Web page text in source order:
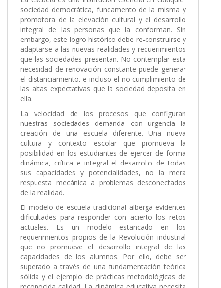
sociedad democrática, fundamento de la misma y
promotora de la elevación cultural y el desarrollo
integral de las personas que la conforman. Sin
embargo, este logro histórico debe re-construirse y
adaptarse a las nuevas realidades y requerimientos
que las sociedades presentan. No contemplar esta
necesidad de renovación constante puede generar
el distanciamiento, e incluso el no cumplimiento de
las altas expectativas que la sociedad deposita en
ella.
La velocidad de los procesos que configuran
nuestras sociedades demanda con urgencia la
creación de una escuela diferente. Una nueva
cultura y contexto escolar que promueva la
posibilidad en los estudiantes de ejercer de forma
dinámica, crítica e integral el desarrollo de todas
sus capacidades y potencialidades, no la mera
respuesta mecánica a problemas desconectados
de la realidad.
El modelo de escuela tradicional alberga evidentes
dificultades para responder con acierto los retos
actuales. Es un modelo estancado en los
requerimientos propios de la Revolución industrial
que no promueve el desarrollo integral de las
capacidades de los alumnos. Por ello, debe ser
superado a través de una fundamentación teórica
sólida y el ejemplo de prácticas metodológicas de
reconocida calidad. La dinámica educativa necesita